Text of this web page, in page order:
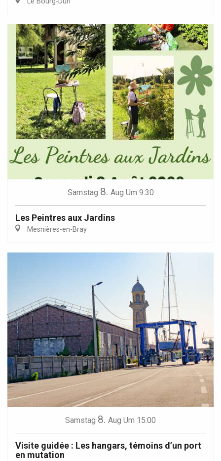
Samstag 8. Aug Um 9:30
Les Peintres aux Jardins
Mesnières-en-Bray
Samstag 8. Aug Um 15:00
Visite guidée : Les hangars, témoins d’un port
en mutation